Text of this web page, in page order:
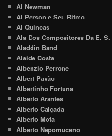
Al Newman
Al Person e Seu Ritmo
Al Quincas
Ala Dos Compositores Da E.
Aladdin Band
Alaide Costa
Albenzio Perrone
Albert Pavão
Albertinho Fortuna
Alberto Arantes
Alberto Calçada
Alberto Mota
Alberto Nepomuceno